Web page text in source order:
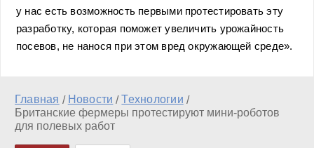
у нас есть возможность первыми протестировать эту
разработку, которая поможет увеличить урожайность
посевов, не нанося при этом вред окружающей среде».
Главная / Новости /Технологии /
Британские фермеры протестируют мини-роботов
для полевых работ